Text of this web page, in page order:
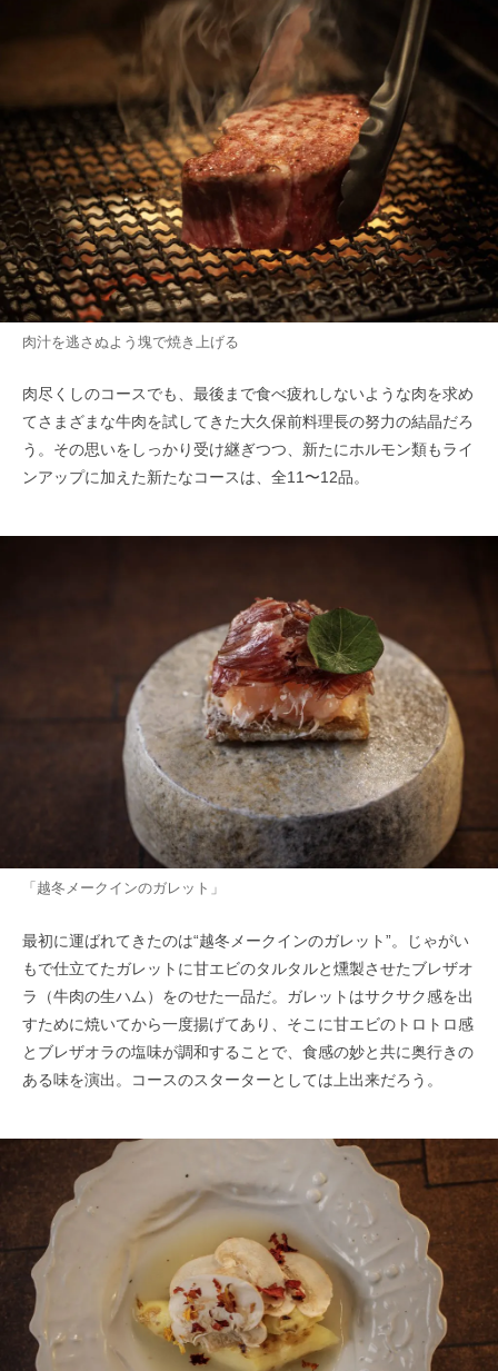
肉汁を逃さぬよう塊で焼き上げる
肉尽くしのコースでも、最後まで食べ疲れしないような肉を求め
てさまざまな牛肉を試してきた大久保前料理長の努力の結晶だろ
う。その思いをしっかり受け継ぎつつ、新たにホルモン類もライ
ンアップに加えた新たなコースは、全11〜12品。
「越冬メークインのガレット」
最初に運ばれてきたのは“越冬メークインのガレット”。じゃがい
もで仕立てたガレットに甘エビのタルタルと燻製させたブレザオ
ラ（牛肉の生ハム）をのせた一品だ。ガレットはサクサク感を出
すために焼いてから一度揚げてあり、そこに甘エビのトロトロ感
とブレザオラの塩味が調和することで、食感の妙と共に奥行きの
ある味を演出。コースのスターターとしては上出来だろう。